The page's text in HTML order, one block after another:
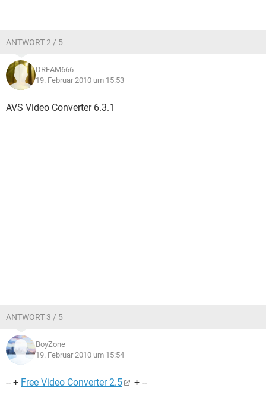
ANTWORT 2 / 5
DREAM666
19. Februar 2010 um 15:53
AVS Video Converter 6.3.1
ANTWORT 3 / 5
BoyZone
19. Februar 2010 um 15:54
-- + Free Video Converter 2.5 + --